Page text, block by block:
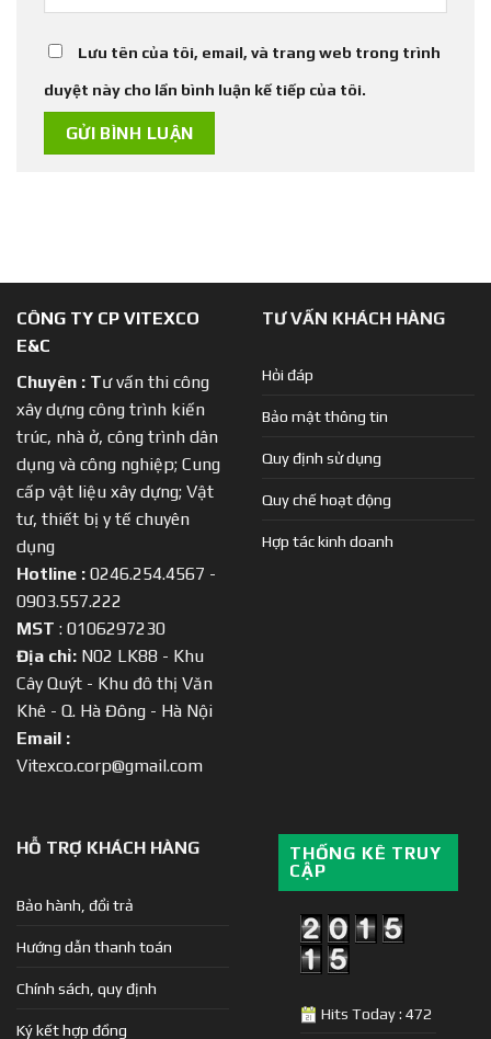
Lưu tên của tôi, email, và trang web trong trình
duyệt này cho lần bình luận kế tiếp của tôi.
CÔNG TY CP VITEXCO
E&C
Chuyên : Tư vấn thi công
xây dựng công trình kiến
trúc, nhà ở, công trình dân
dụng và công nghiệp; Cung
cấp vật liệu xây dựng; Vật
tư, thiết bị y tế chuyên
dụng
Hotline : 0246.254.4567 -
0903.557.222
MST : 0106297230
Địa chỉ: N02 LK88 - Khu
Cây Quýt - Khu đô thị Văn
Khê - Q. Hà Đông - Hà Nội
Email :
Vitexco.corp@gmail.com
TƯ VẤN KHÁCH HÀNG
Hỏi đáp
Bảo mật thông tin
Quy định sử dụng
Quy chế hoạt động
Hợp tác kinh doanh
HỖ TRỢ KHÁCH HÀNG
Bảo hành, đổi trả
Hướng dẫn thanh toán
Chính sách, quy định
Ký kết hợp đồng
THỐNG KÊ TRUY
CẬP
Hits Today : 472